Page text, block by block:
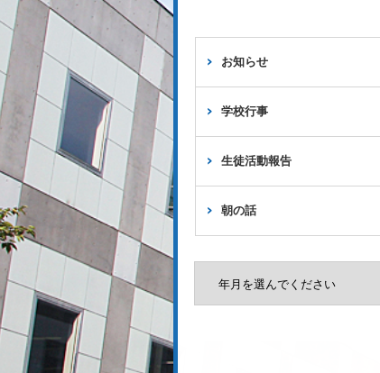
お知らせ
学校行事
生徒活動報告
朝の話